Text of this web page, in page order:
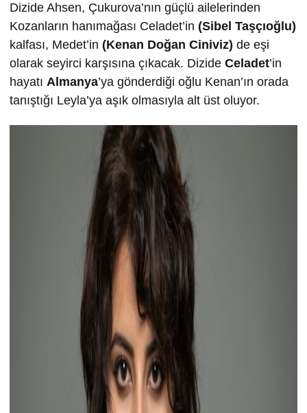
Dizide Ahsen, Çukurova’nın güçlü ailelerinden
Kozanların hanımağası Celadet’in (Sibel Taşçıoğlu)
kalfası, Medet’in (Kenan Doğan Ciniviz) de eşi
olarak seyirci karşısına çıkacak. Dizide Celadet’in
hayatı Almanya’ya gönderdiği oğlu Kenan’ın orada
tanıştığı Leyla’ya aşık olmasıyla alt üst oluyor.